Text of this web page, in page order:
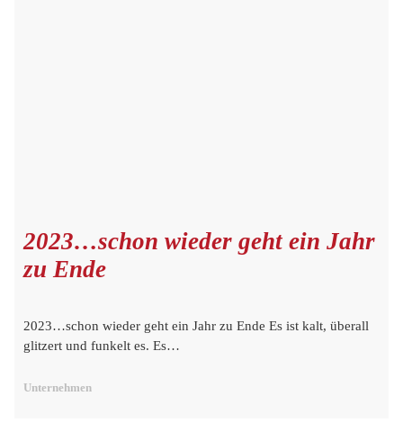
2023…schon wieder geht ein Jahr
zu Ende
2023…schon wieder geht ein Jahr zu Ende Es ist kalt, überall
glitzert und funkelt es. Es…
Unternehmen